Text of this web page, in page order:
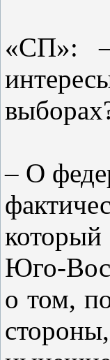
«СП»: –
– О
Юго-
о том,